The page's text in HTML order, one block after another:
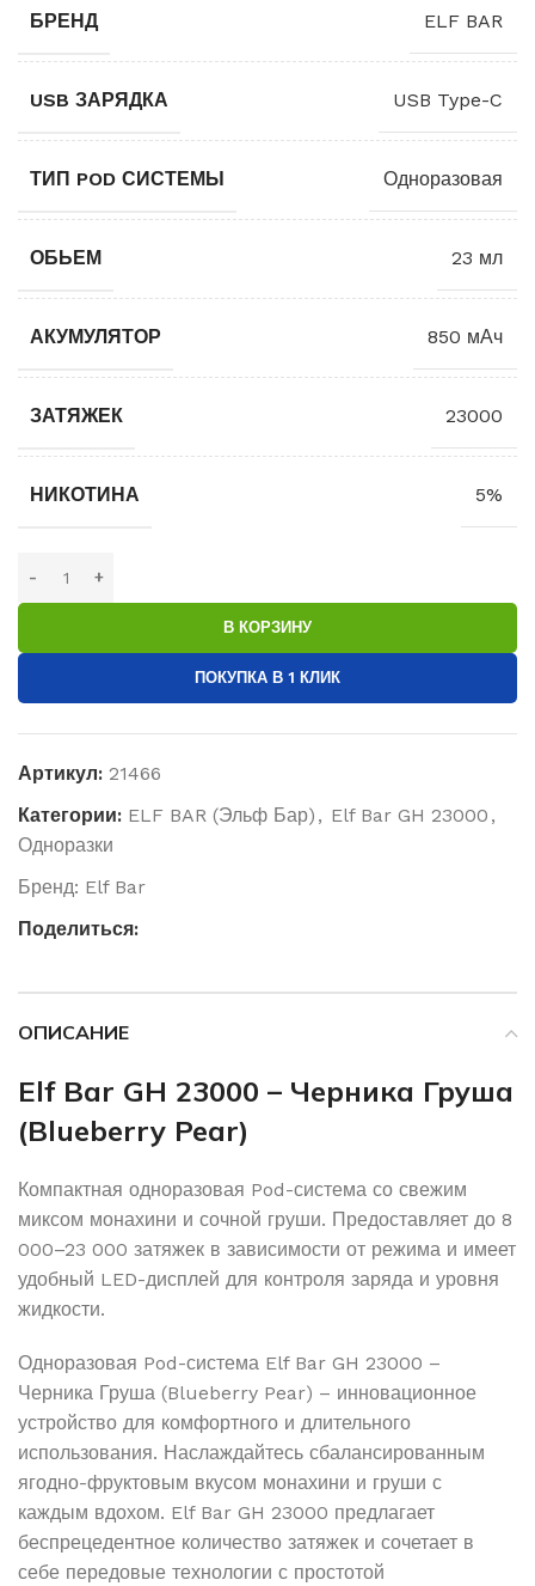
БРЕНД ELF BAR
USB ЗАРЯДКА USB Type-C
ТИП POD СИСТЕМЫ Одноразовая
ОБЬЕМ 23 мл
АКУМУЛЯТОР 850 мАч
ЗАТЯЖЕК 23000
НИКОТИНА 5%
В КОРЗИНУ
ПОКУПКА В 1 КЛИК
Артикул: 21466
Категории: ELF BAR (Эльф Бар) , Elf Bar GH 23000 ,
Одноразки
Бренд: Elf Bar
Поделиться:
ОПИСАНИЕ
Elf Bar GH 23000 – Черника Груша
(Blueberry Pear)
Компактная одноразовая Pod-система со свежим
миксом монахини и сочной груши. Предоставляет до 8
000–23 000 затяжек в зависимости от режима и имеет
удобный LED-дисплей для контроля заряда и уровня
жидкости.
Одноразовая Pod-система Elf Bar GH 23000 –
Черника Груша (Blueberry Pear) – инновационное
устройство для комфортного и длительного
использования. Наслаждайтесь сбалансированным
ягодно-фруктовым вкусом монахини и груши с
каждым вдохом. Elf Bar GH 23000 предлагает
беспрецедентное количество затяжек и сочетает в
себе передовые технологии с простотой